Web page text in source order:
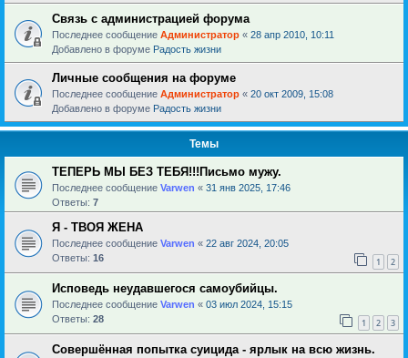
Связь с администрацией форума
Последнее сообщение Администратор « 28 апр 2010, 10:11
Добавлено в форуме Радость жизни
Личные сообщения на форуме
Последнее сообщение Администратор « 20 окт 2009, 15:08
Добавлено в форуме Радость жизни
Темы
ТЕПЕРЬ МЫ БЕЗ ТЕБЯ!!!Письмо мужу.
Последнее сообщение Varwen « 31 янв 2025, 17:46
Ответы: 7
Я - ТВОЯ ЖЕНА
Последнее сообщение Varwen « 22 авг 2024, 20:05
Ответы: 16 1 2
Исповедь неудавшегося самоубийцы.
Последнее сообщение Varwen « 03 июл 2024, 15:15
Ответы: 28 1 2 3
Совершённая попытка суицида - ярлык на всю жизнь.